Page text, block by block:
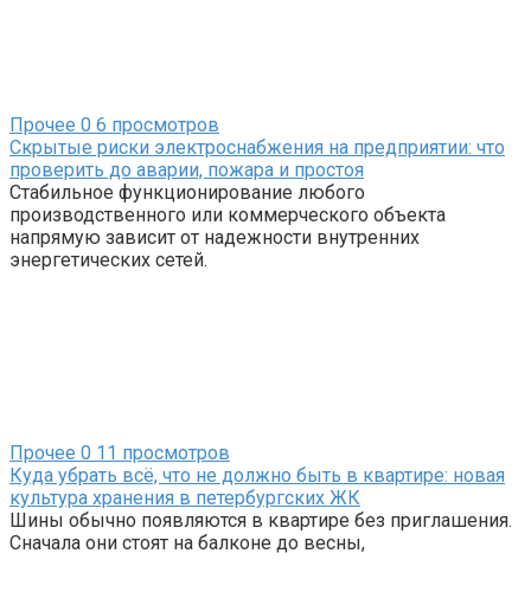
Прочее 0 6 просмотров
Скрытые риски электроснабжения на предприятии: что
проверить до аварии, пожара и простоя
Стабильное функционирование любого
производственного или коммерческого объекта
напрямую зависит от надежности внутренних
энергетических сетей.
Прочее 0 11 просмотров
Куда убрать всё, что не должно быть в квартире: новая
культура хранения в петербургских ЖК
Шины обычно появляются в квартире без приглашения.
Сначала они стоят на балконе до весны,